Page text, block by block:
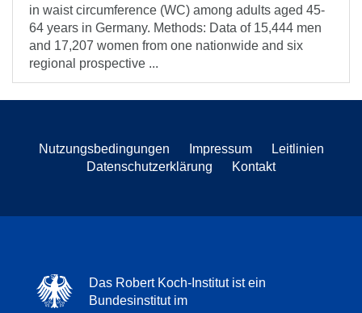
in waist circumference (WC) among adults aged 45-
64 years in Germany. Methods: Data of 15,444 men
and 17,207 women from one nationwide and six
regional prospective ...
Nutzungsbedingungen Impressum
Leitlinien
Datenschutzerklärung
Kontakt
Das Robert Koch-Institut ist ein
Bundesinstitut im